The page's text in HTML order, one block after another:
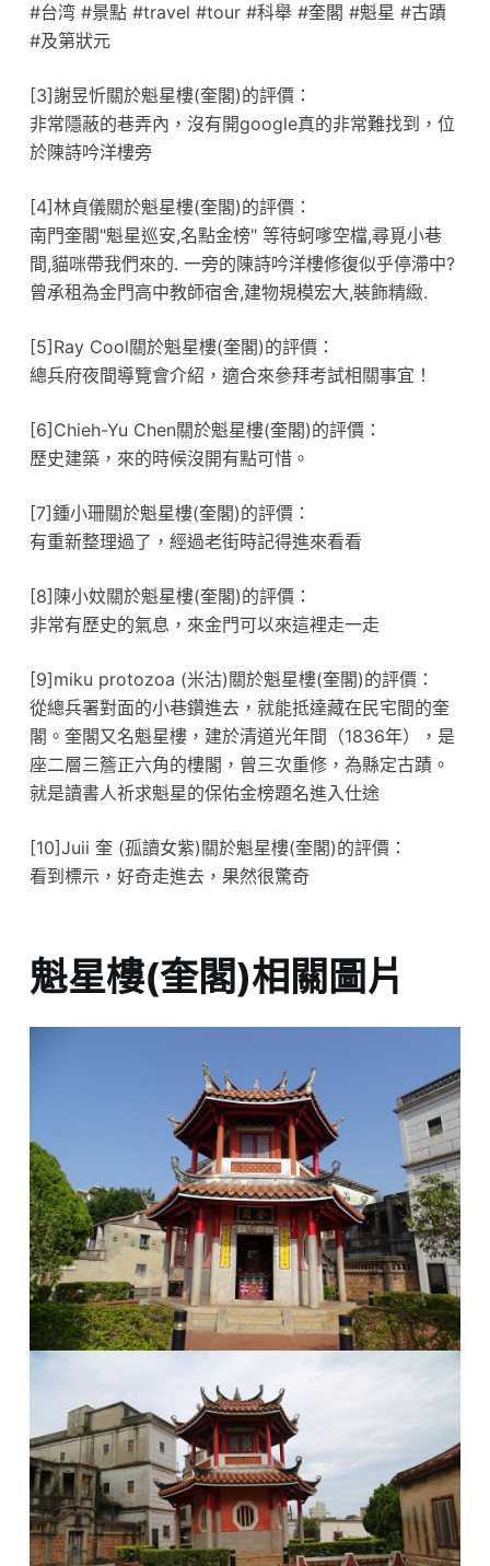
#台湾 #景點 #travel #tour #科舉 #奎閣 #魁星 #古蹟
#及第狀元
[3]謝昱忻關於魁星樓(奎閣)的評價：
非常隱蔽的巷弄內，沒有開google真的非常難找到，位
於陳詩吟洋樓旁
[4]林貞儀關於魁星樓(奎閣)的評價：
南門奎閣"魁星巡安,名點金榜" 等待蚵嗲空檔,尋覓小巷
間,貓咪帶我們來的. 一旁的陳詩吟洋樓修復似乎停滯中?
曾承租為金門高中教師宿舍,建物規模宏大,裝飾精緻.
[5]Ray Cool關於魁星樓(奎閣)的評價：
總兵府夜間導覽會介紹，適合來參拜考試相關事宜！
[6]Chieh-Yu Chen關於魁星樓(奎閣)的評價：
歷史建築，來的時候沒開有點可惜。
[7]鍾小珊關於魁星樓(奎閣)的評價：
有重新整理過了，經過老街時記得進來看看
[8]陳小妏關於魁星樓(奎閣)的評價：
非常有歷史的氣息，來金門可以來這裡走一走
[9]miku protozoa (米沽)關於魁星樓(奎閣)的評價：
從總兵署對面的小巷鑽進去，就能抵達藏在民宅間的奎
閣。奎閣又名魁星樓，建於清道光年間（1836年），是
座二層三簷正六角的樓閣，曾三次重修，為縣定古蹟。
就是讀書人祈求魁星的保佑金榜題名進入仕途
[10]Juii 奎 (孤讀女紫)關於魁星樓(奎閣)的評價：
看到標示，好奇走進去，果然很驚奇
魁星樓(奎閣)相關圖片